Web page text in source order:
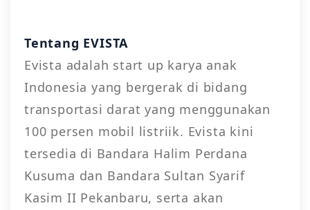
Tentang EVISTA
Evista adalah start up karya anak
Indonesia yang bergerak di bidang
transportasi darat yang menggunakan
100 persen mobil listriik. Evista kini
tersedia di Bandara Halim Perdana
Kusuma dan Bandara Sultan Syarif
Kasim II Pekanbaru, serta akan